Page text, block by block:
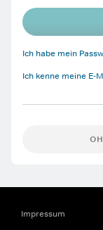
Ich habe mein
Ich kenne meine E-
Impressum